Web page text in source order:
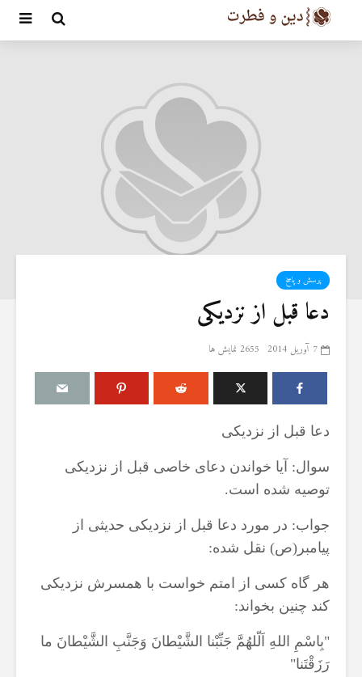
پرسش و پاسخ
دعا قبل از نزدیکی
7 آوریل 2014 2655 نمایش ها
دعا قبل از نزدیکی
سوال: آیا خواندن دعای خاصی قبل از نزدیکی
توصیه شده است.
جواب: در مورد دعا قبل از نزدیکی حدیثی از
پیامبر(ص) نقل شده:
هر گاه کسی از امتم خواست با همسرش نزدیکی
کند چنین بخواند:
"بِاسْمِ اللهِ اَلّلهُمَّ جَنِّبْنا الشَّيْطانَ وَجَنَّبِ الشَّيْطانَ ما
رَزَقْتَنا"
درباره سنگ زدن به
شیطان و دویدن مردان
20 جولای 2026
شوهرم به سراغ زن دیگری
رفته، اما مرا طلاق
نمی‌دهد. چه باید کرد؟
21 نمایش ها
دیوار،
23 نمایش ها